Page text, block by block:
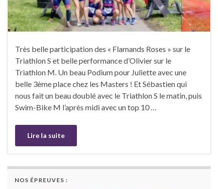
Très belle participation des « Flamands Roses » sur le
Triathlon S et belle performance d’Olivier sur le
Triathlon M. Un beau Podium pour Juliette avec une
belle 3ème place chez les Masters ! Et Sébastien qui
nous fait un beau doublé avec le Triathlon S le matin, puis
Swim-Bike M l’après midi avec un top 10 …
Lire la suite
NOS ÉPREUVES :